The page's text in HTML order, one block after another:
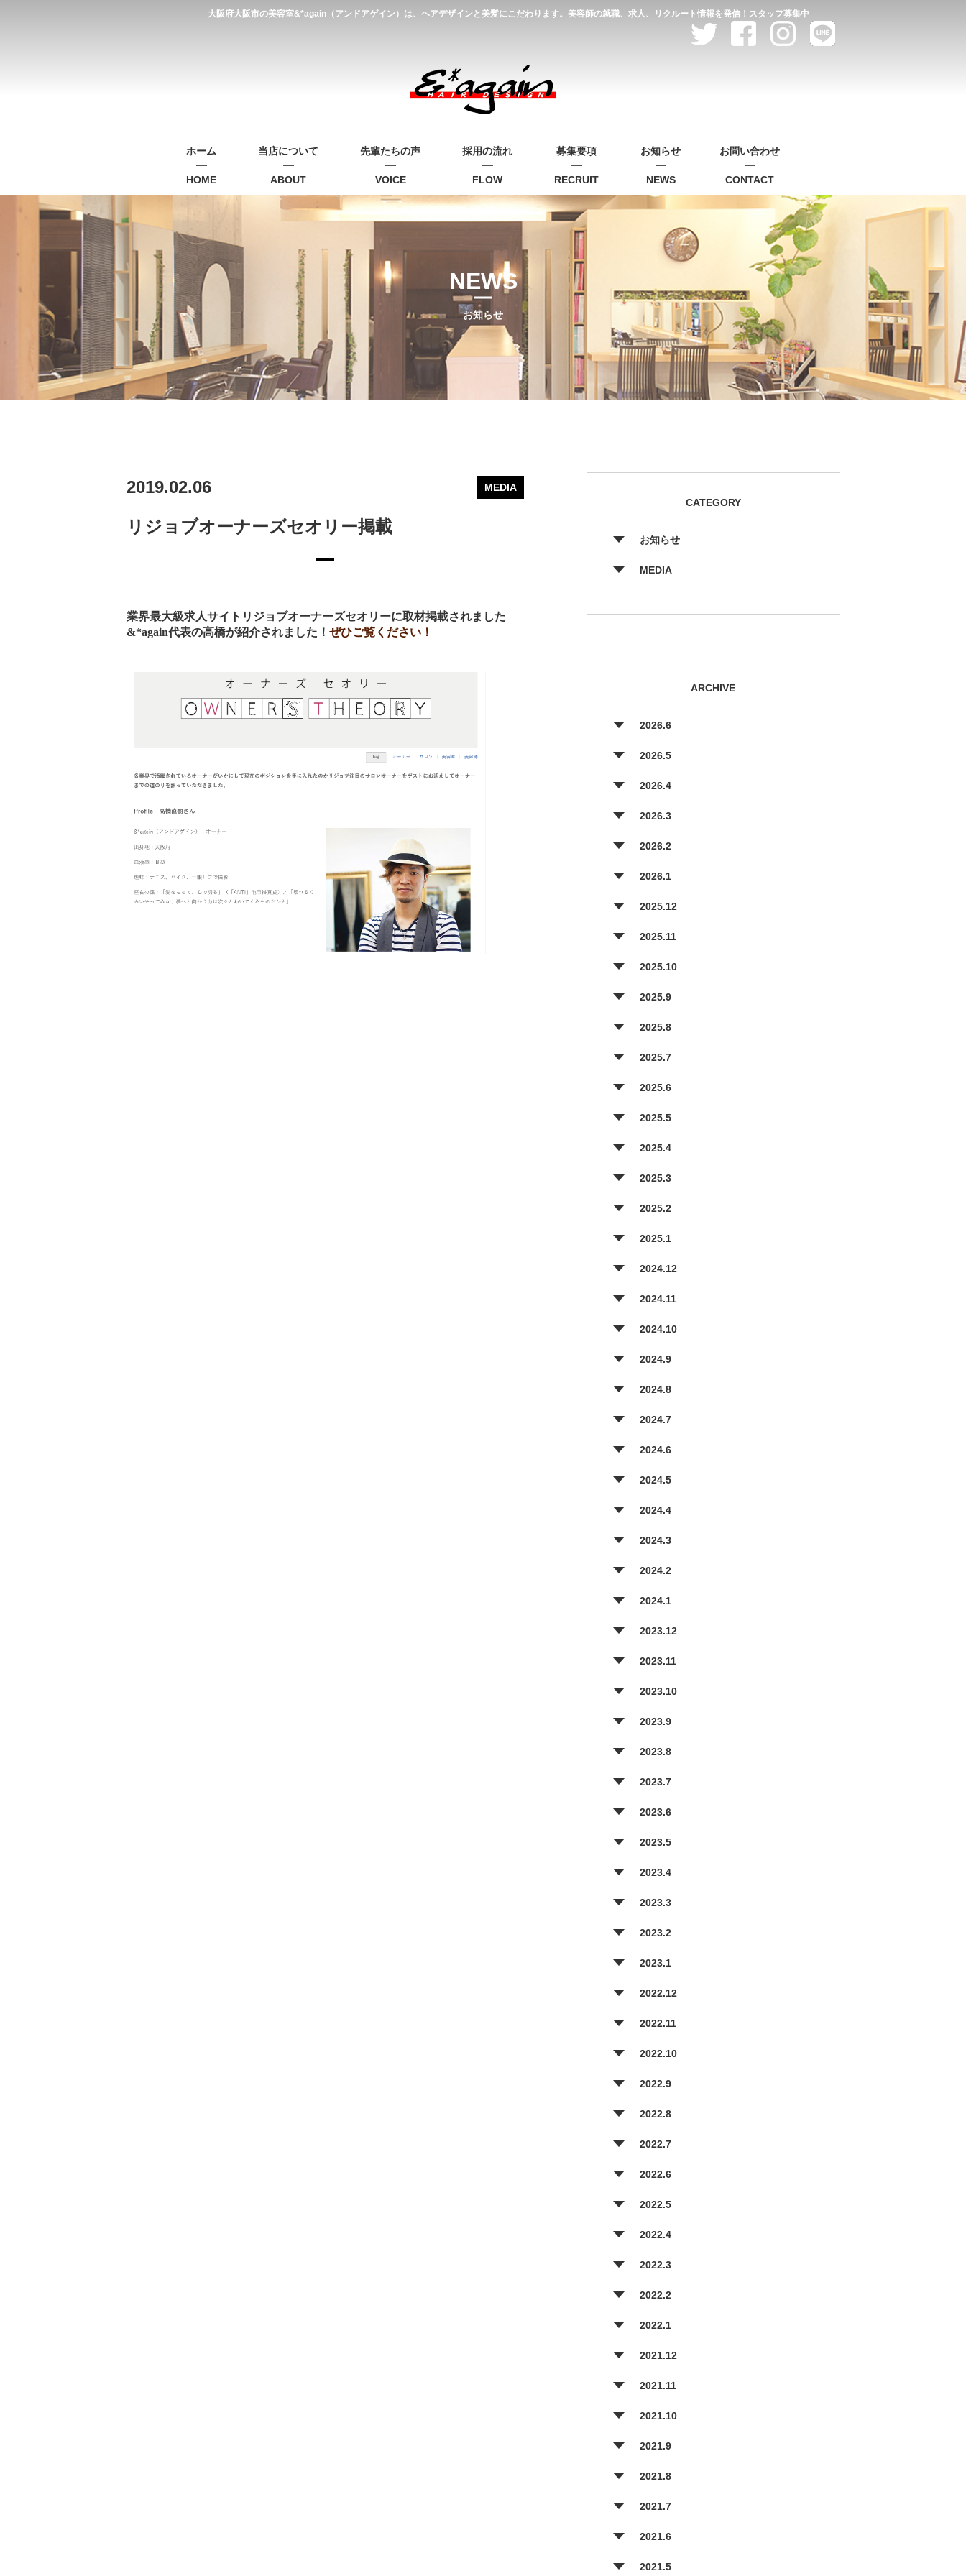
大阪府大阪市の美容室&*again（アンドアゲイン）は、ヘアデザインと美髪にこだわります。美容師の就職、求人、リクルート情報を発信！スタッフ募集中
ホーム
HOME
当店について
ABOUT
先輩たちの声
VOICE
採用の流れ
FLOW
募集要項
RECRUIT
お知らせ
NEWS
お問い合わせ
CONTACT
NEWS
お知らせ
2019.02.06 MEDIA
リジョブオーナーズセオリー掲載
業界最大級求人サイトリジョブオーナーズセオリーに取材掲載されました
&*again代表の高橋が紹介されました！ ぜひご覧ください！
CATEGORY
お知らせ
MEDIA
ARCHIVE
2026.6
2026.5
2026.4
2026.3
2026.2
2026.1
2025.12
2025.11
2025.10
2025.9
2025.8
2025.7
2025.6
2025.5
2025.4
2025.3
2025.2
2025.1
2024.12
2024.11
2024.10
2024.9
2024.8
2024.7
2024.6
2024.5
2024.4
2024.3
2024.2
2024.1
2023.12
2023.11
2023.10
2023.9
2023.8
2023.7
2023.6
2023.5
2023.4
2023.3
2023.2
2023.1
2022.12
2022.11
2022.10
2022.9
2022.8
2022.7
2022.6
2022.5
2022.4
2022.3
2022.2
2022.1
2021.12
2021.11
2021.10
2021.9
2021.8
2021.7
2021.6
2021.5